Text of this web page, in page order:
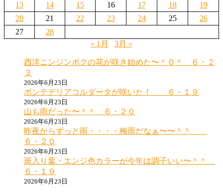
13
14 15 16 17 18
19
20
21 22 23 24 25
26
27
28
« 1月
3月 »
西洋ニンジンボクの花が咲き始めた〜＾０＾ ６・２
３
2026年6月23日
ポンテデリアコルダータが咲いた！ ６・１９
2026年6月23日
山も雨だった〜＾＾ ６・２０
2026年6月23日
昨夜からずっと雨・・・・梅雨だなぁ〜〜＾＾
６・２０
2026年6月23日
斑入り葉・エンジ色カラーが今年は調子いい〜＾＾
６・１９
2026年6月23日